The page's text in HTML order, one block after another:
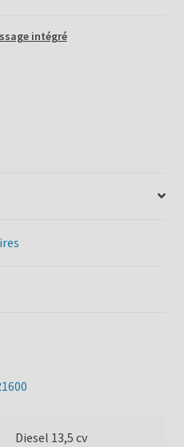
intégré
Diesel 13,5 cv